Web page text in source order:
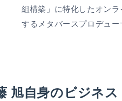
組構築」に特化したオン
するメタバースプロデュー
旭自身のビジネ